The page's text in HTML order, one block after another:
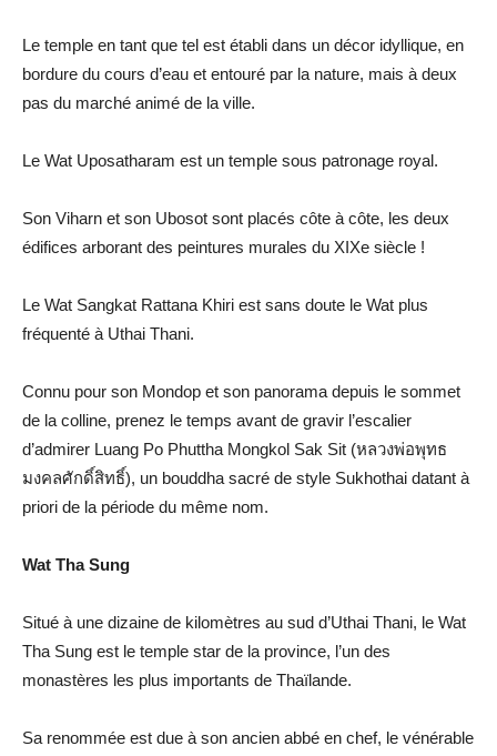
Le temple en tant que tel est établi dans un décor idyllique, en
bordure du cours d’eau et entouré par la nature, mais à deux
pas du marché animé de la ville.
Le Wat Uposatharam est un temple sous patronage royal.
Son Viharn et son Ubosot sont placés côte à côte, les deux
édifices arborant des peintures murales du XIXe siècle !
Le Wat Sangkat Rattana Khiri est sans doute le Wat plus
fréquenté à Uthai Thani.
Connu pour son Mondop et son panorama depuis le sommet
de la colline, prenez le temps avant de gravir l’escalier
d’admirer Luang Po Phuttha Mongkol Sak Sit (หลวงพ่อพุทธ
มงคลศักดิ์สิทธิ์), un bouddha sacré de style Sukhothai datant à
priori de la période du même nom.
Wat Tha Sung
Situé à une dizaine de kilomètres au sud d’Uthai Thani, le Wat
Tha Sung est le temple star de la province, l’un des
monastères les plus importants de Thaïlande.
Sa renommée est due à son ancien abbé en chef, le vénérable